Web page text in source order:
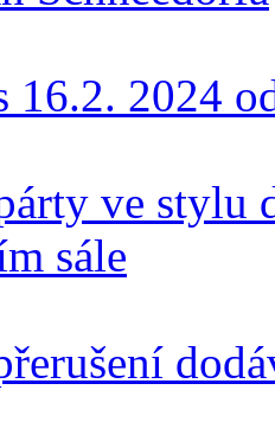
16.2. 2024
ve stylu
sále